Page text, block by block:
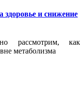
здоровье и снижение
рассмотрим, как
метаболизма